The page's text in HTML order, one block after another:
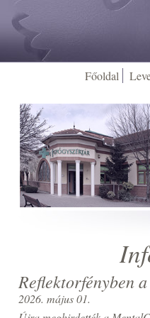
Főoldal
Reflektorfényben
2026. május 01.